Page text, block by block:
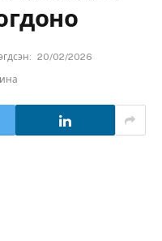
20/02/2026